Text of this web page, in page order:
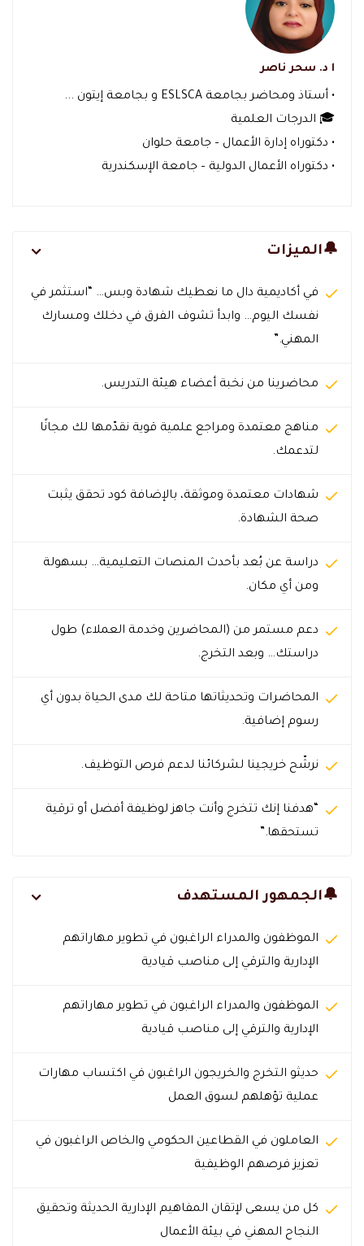
ا د. سحر ناصر
• أستاذ ومحاضر بجامعة ESLSCA و بجامعة إيتون ...
🎓 الدرجات العلمية
• دكتوراه إدارة الأعمال – جامعة حلوان
• دكتوراه الأعمال الدولية – جامعة الإسكندرية
🔔الميزات
في أكاديمية دال ما نعطيك شهادة وبس… “استثمر في
نفسك اليوم… وابدأ تشوف الفرق في دخلك ومسارك
المهني.”
محاضرينا من نخبة أعضاء هيئة التدريس.
مناهج معتمدة ومراجع علمية قوية نقدّمها لك مجانًا
لتدعمك.
شهادات معتمدة وموثقة، بالإضافة كود تحقق يثبت
صحة الشهادة.
دراسة عن بُعد بأحدث المنصات التعليمية… بسهولة
ومن أي مكان.
دعم مستمر من (المحاضرين وخدمة العملاء) طول
دراستك… وبعد التخرج.
المحاضرات وتحديثاتها متاحة لك مدى الحياة بدون أي
رسوم إضافية.
نرشّح خريجينا لشركائنا لدعم فرص التوظيف.
“هدفنا إنك تتخرج وأنت جاهز لوظيفة أفضل أو ترقية
تستحقها.”
🔔الجمهور المستهدف
الموظفون والمدراء الراغبون في تطوير مهاراتهم
الإدارية والترقي إلى مناصب قيادية
الموظفون والمدراء الراغبون في تطوير مهاراتهم
الإدارية والترقي إلى مناصب قيادية
حديثو التخرج والخريجون الراغبون في اكتساب مهارات
عملية تؤهلهم لسوق العمل
العاملون في القطاعين الحكومي والخاص الراغبون في
تعزيز فرصهم الوظيفية
كل من يسعى لإتقان المفاهيم الإدارية الحديثة وتحقيق
النجاح المهني في بيئة الأعمال